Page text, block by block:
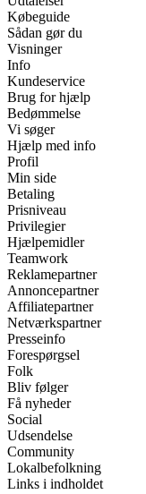
Købeguide
Sådan gør du
Visninger
Info
Kundeservice
Brug for hjælp
Bedømmelse
Vi søger
Hjælp med info
Profil
Min side
Betaling
Prisniveau
Privilegier
Hjælpemidler
Teamwork
Reklamepartner
Annoncepartner
Affiliatepartner
Netværkspartner
Presseinfo
Forespørgsel
Folk
Bliv følger
Få nyheder
Social
Udsendelse
Community
Lokalbefolkning
Links i indholdet